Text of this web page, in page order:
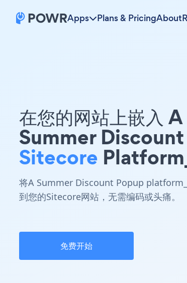
Apps Plans & PricingAbout
在您的网站上嵌入 A
Summer
Sitecore
将A Summer Discount Popup
到您的Sitecore网站，无需编码或头痛。
免费开始